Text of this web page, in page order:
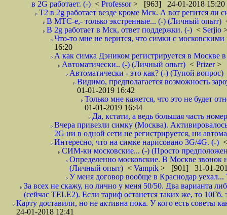
в 2G работает. (-) < Professor> [963] 24-01-2018 15:20
T2 в 2g работает везде кроме Мск. А вот регится
В МТС-е,- только экстренные... (-) (Личный опыт)
В 2g работает в Мск, ответ поддержки. (-) < Serjio
Что-то мне не верится, что симки с
16:20
А как симка Дэником регистрируется в Москве
Автоматически.. (-) (Личный опыт) < Prizer>
Автоматически - это как? (-) (Тупой вопрос)
Видимо, предполагается возможность
01-01-2019 16:42
Только мне кажется, что это не будет
01-01-2019 16:44
Да, кстати, а ведь большая часть
Вчера привезли симку (Москва).
2G ни в одной сети не регистрируется, ни
Интересно, что на симке нарисовано 3G/4G. (-)
СИМ-ки московские... (-) (Просто
Определенно московские. В Москве звонок
(Личный опыт) < Vampik > [901] 31-01-
У меня договор вообще в Краснодар
За всех не скажу, но лично у меня 50/50. Два варианта
(сейчас TELE2). Если тариф останется таких же, то
Карту доставили, но не активна пока. У кого есть советы
24-01-2018 12:41